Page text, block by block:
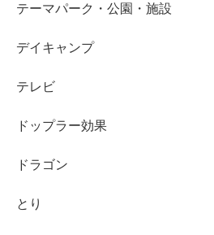
テーマパーク・公園・施設
デイキャンプ
テレビ
ドップラー効果
ドラゴン
とり